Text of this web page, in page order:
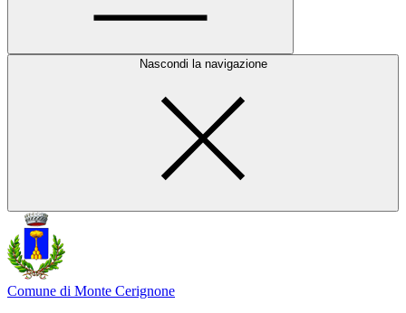
Nascondi la navigazione
Comune di Monte Cerignone